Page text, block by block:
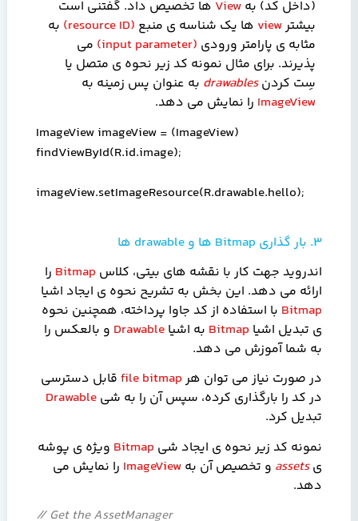
(داخل کد) به View ها تخصیص داد. گفتنی است
بیشترview ها یک شناسه ی منبع (
resource ID
) به
مثابه ی پارامتر ورودی (
input parameter
) می
پذیرند. برای مثال نمونه کد زیر نحوه ی متصل یا
سِت کردنdrawables به عنوان پس زمینه به
ImageView را نمایش می دهد.
ImageView imageView = (ImageView)
findViewById(R.id.image);
imageView.setImageResource(R.drawable.hello);
3. بار گذاری Bitmap ها و drawable ها
اندروید جهت کار با نقشه های بیتی، کلاس Bitmap را
ارائه می دهد. این بخش به تشریح نحوه ی ایجاد اشیا
Bitmap با استفاده از کد جاوا پرداخته، همچنین نحوه
ی تبدیل اشیا Bitmap به اشیا Drawable و بالعکس را
به شما آموزش می دهد.
در صورت نیاز می توان هرbitmap
fileقابل دسترسی
در کد را بارگذاری کرده، سپس آن را به شی Drawable
تبدیل کرد.
نمونه کد زیر نحوه ی ایجاد شی Bitmap ویژه ی پوشه
یassets و تخصیص آن به ImageView را نمایش می
دهد.
// Get the AssetManager